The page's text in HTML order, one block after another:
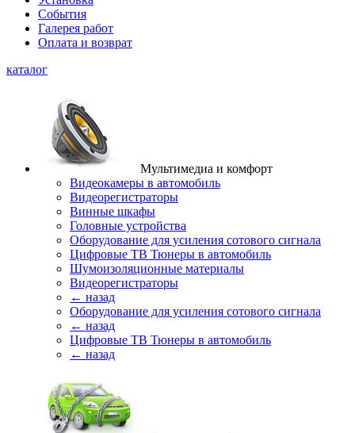
События
Галерея работ
Оплата и возврат
каталог
Мультимедиа и комфорт
Видеокамеры в автомобиль
Видеорегистраторы
Винные шкафы
Головные устройства
Оборудование для усиления сотового сигнала
Цифровые ТВ Тюнеры в автомобиль
Шумоизоляционные материалы
Видеорегистраторы
← назад
Оборудование для усиления сотового сигнала
← назад
Цифровые ТВ Тюнеры в автомобиль
← назад